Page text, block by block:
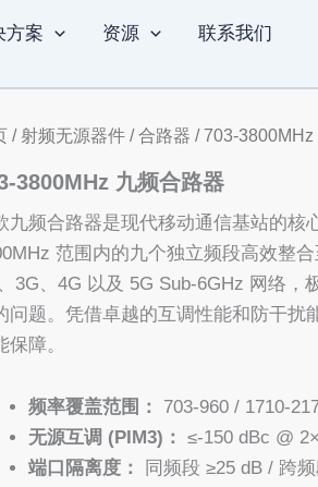
方案 资源 联系我们
/ 射频无源器件 /合路器 / 703-3800MHz
3800MHz 九频合路器
九频合路器是现代移动通信基站的核
范围内的九个独立频段高效整
3G、4G 以及 5G Sub-6GHz 网络，
问题。凭借卓越的互调性能和防干扰
保障。
频率覆盖范围：
703-960 / 1710-
无源互调 (PIM3)：
≤-150 dBc @
端口隔离度：
同频段 ≥25 dB / 跨